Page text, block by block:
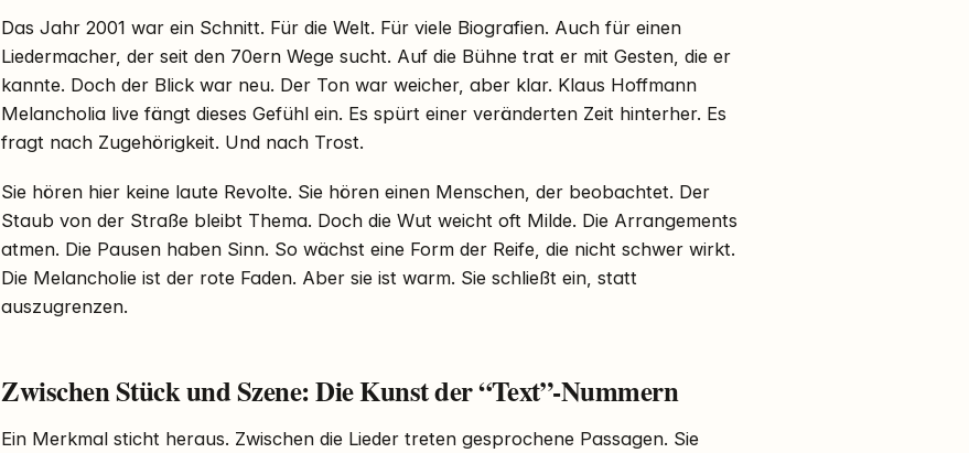
Das Jahr 2001 war ein Schnitt. Für die Welt. Für viele Biografien. Auch für einen
Liedermacher, der seit den 70ern Wege sucht. Auf die Bühne trat er mit Gesten, die er
kannte. Doch der Blick war neu. Der Ton war weicher, aber klar. Klaus Hoffmann
Melancholia live fängt dieses Gefühl ein. Es spürt einer veränderten Zeit hinterher. Es
fragt nach Zugehörigkeit. Und nach Trost.
Sie hören hier keine laute Revolte. Sie hören einen Menschen, der beobachtet. Der
Staub von der Straße bleibt Thema. Doch die Wut weicht oft Milde. Die Arrangements
atmen. Die Pausen haben Sinn. So wächst eine Form der Reife, die nicht schwer wirkt.
Die Melancholie ist der rote Faden. Aber sie ist warm. Sie schließt ein, statt
auszugrenzen.
Zwischen Stück und Szene: Die Kunst der “Text”-Nummern
Ein Merkmal sticht heraus. Zwischen die Lieder treten gesprochene Passagen. Sie